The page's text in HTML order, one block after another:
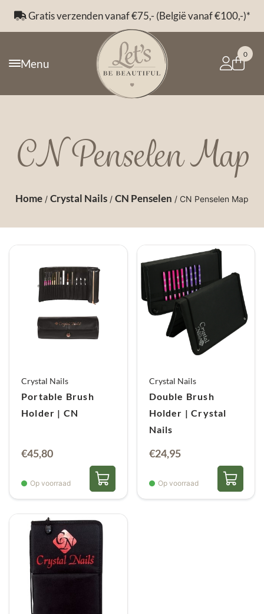
Gratis verzenden vanaf €75,- (België vanaf €100,-)*
Menu
0
CN Penselen Map
Home / Crystal Nails / CN Penselen / CN Penselen Map
Crystal Nails
Portable Brush
Holder | CN
€45,80
Op voorraad
Crystal Nails
Double Brush
Holder | Crystal
Nails
€24,95
Op voorraad